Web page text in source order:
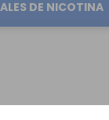
DE NICOTINA